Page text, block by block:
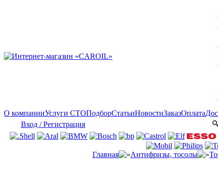
О компанииУслуги СТОПодборСтатьиНовостиЗаказОплата
Вход / Регистрация
Главная Антифризы, тосолы